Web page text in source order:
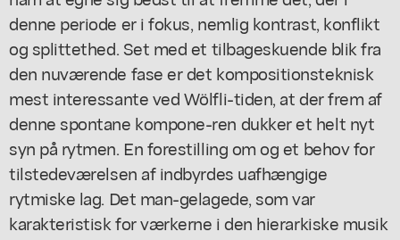
denne periode er i fokus, nemlig kontrast, konflikt
og splittethed. Set med et tilbageskuende blik fra
den nuværende fase er det kompositionsteknisk
mest interessante ved Wölfli-tiden, at der frem af
denne spontane kompone-ren dukker et helt nyt
syn på rytmen. En forestilling om og et behov for
tilstedeværelsen af indbyrdes uafhængige
rytmiske lag. Det man-gelagede, som var
karakteristisk for værkerne i den hierarkiske musik